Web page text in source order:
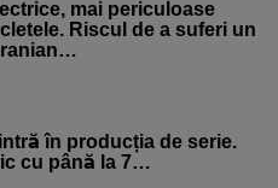
mai periculoase
Riscul de a suferi un
în producția de serie.
cu până la 7…